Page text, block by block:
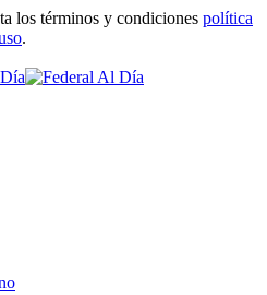
los términos y condiciones política
.